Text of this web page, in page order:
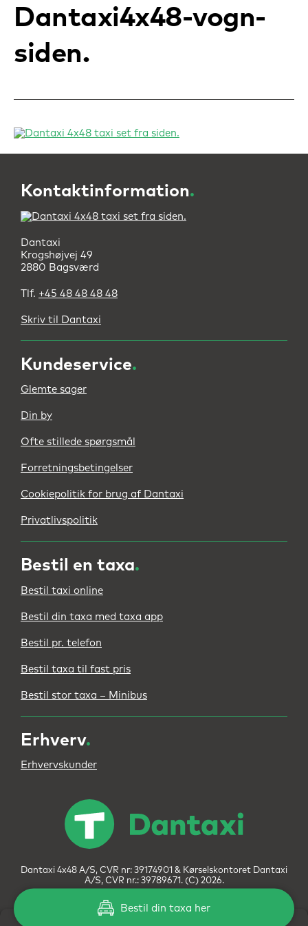
Dantaxi4x48-vogn-
siden
Kontaktinformation.
Dantaxi
Krogshøjvej 49
2880 Bagsværd
Tlf. +45 48 48 48 48
Skriv til Dantaxi
Kundeservice.
Glemte sager
Din by
Ofte stillede spørgsmål
Forretningsbetingelser
Cookiepolitik for brug af Dantaxi
Privatlivspolitik
Bestil en taxa.
Bestil taxi online
Bestil din taxa med taxa app
Bestil pr. telefon
Bestil taxa til fast pris
Bestil stor taxa – Minibus
Erhverv.
Erhvervskunder
Dantaxi 4x48 A/S, CVR nr: 39174901 & Kørselskontoret Dantaxi
A/S, CVR nr.: 39789671. (C) 2026.
Bestil din taxa her